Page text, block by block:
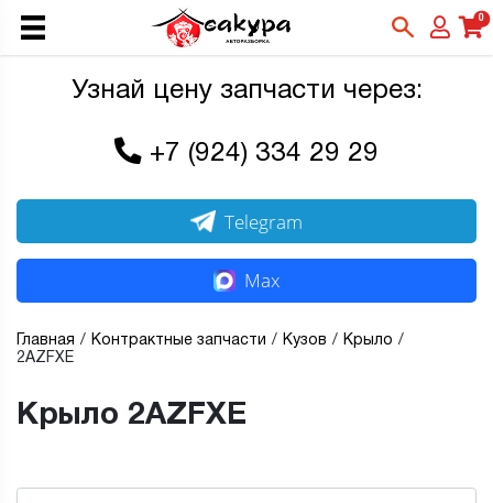
0
Узнай цену запчасти через:
+7 (924) 334 29 29
Telegram
Max
Главная Контрактные запчасти Кузов
Крыло
2AZFXE
Крыло 2AZFXE